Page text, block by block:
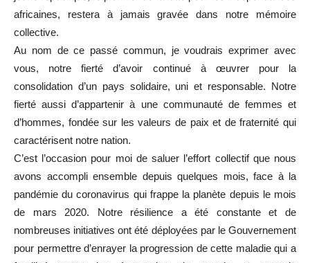
africaines, restera à jamais gravée dans notre mémoire
collective.
Au nom de ce passé commun, je voudrais exprimer avec
vous, notre fierté d’avoir continué à œuvrer pour la
consolidation d’un pays solidaire, uni et responsable. Notre
fierté aussi d’appartenir à une communauté de femmes et
d’hommes, fondée sur les valeurs de paix et de fraternité qui
caractérisent notre nation.
C’est l’occasion pour moi de saluer l’effort collectif que nous
avons accompli ensemble depuis quelques mois, face à la
pandémie du coronavirus qui frappe la planète depuis le mois
de mars 2020. Notre résilience a été constante et de
nombreuses initiatives ont été déployées par le Gouvernement
pour permettre d’enrayer la progression de cette maladie qui a